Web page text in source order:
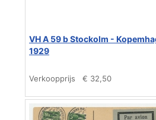
VH A 59 b Stockolm -
1929
Verkoopprijs € 32,50